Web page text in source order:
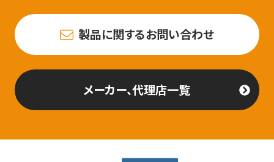
製品に関するお問い合わせ
メーカー、代理店一覧